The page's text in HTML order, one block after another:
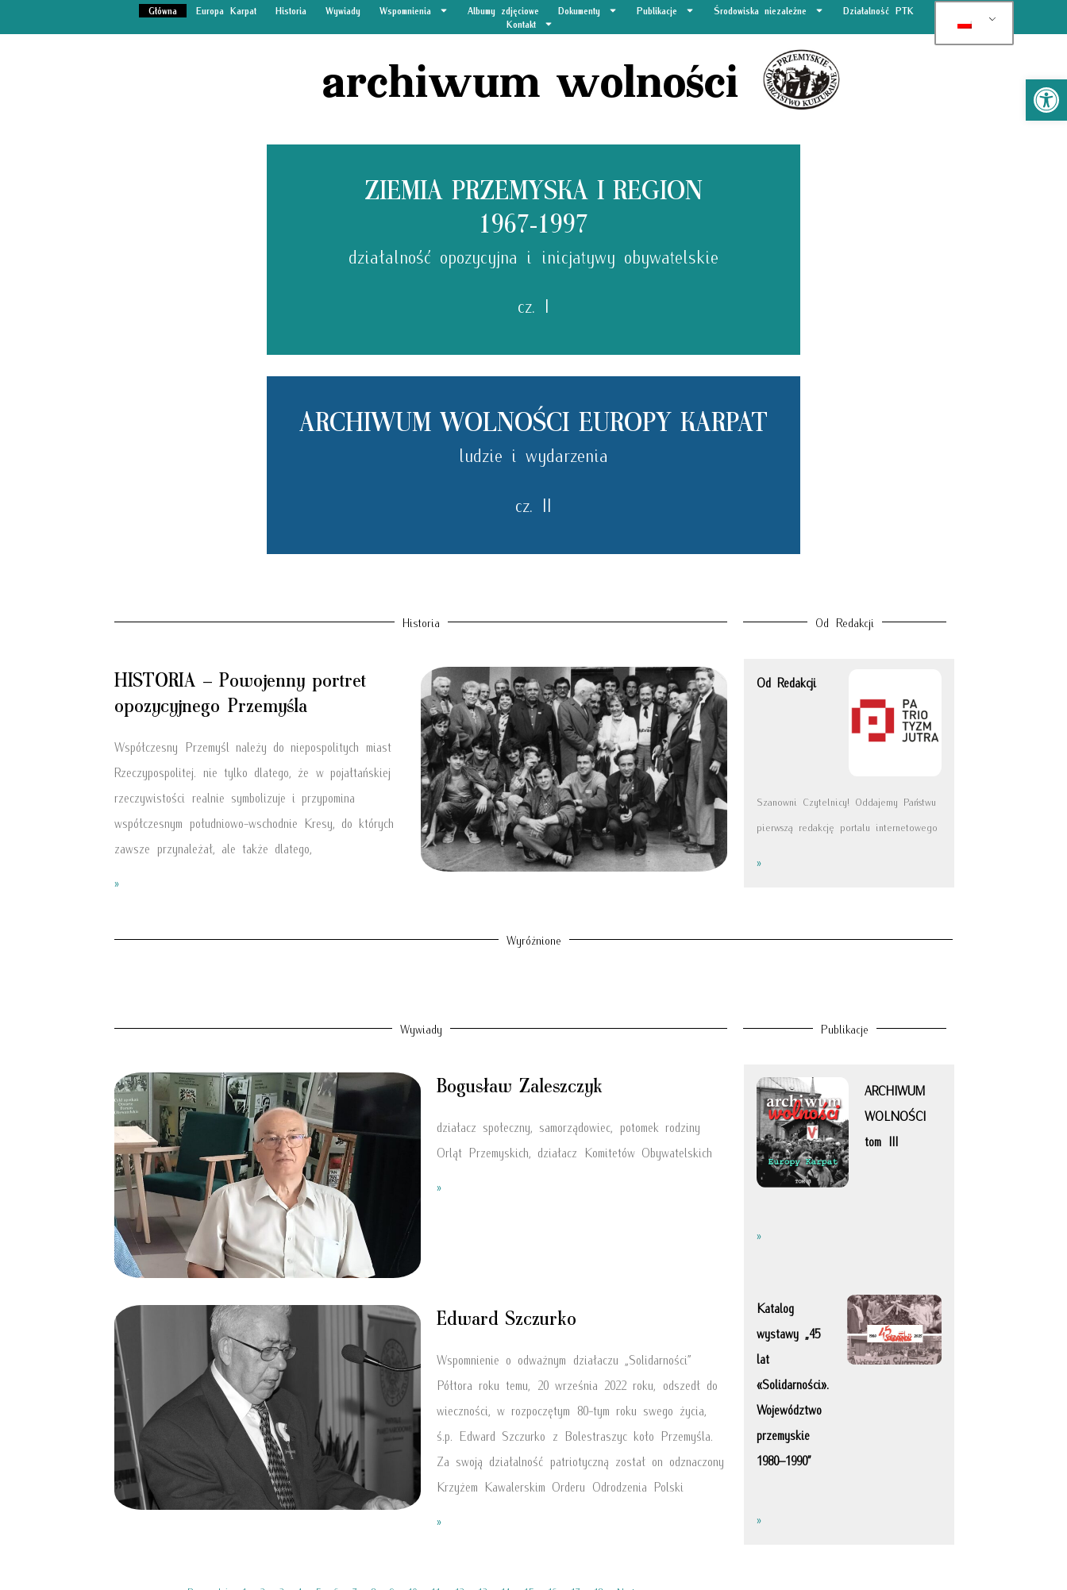
Główna Europa Karpat Historia Wywiady Wspomnienia Albumy zdjęciowe Dokumenty Publikacje Środowiska niezależne
Działalność PTK
Kontakt
archiwum wolności
ZIEMIA PRZEMYSKA I REGION
1967-1997
działalność opozycyjna i inicjatywy obywatelskie
cz. I
ARCHIWUM WOLNOŚCI EUROPY KARPAT
ludzie i wydarzenia
cz. II
Historia Od Redakcji
HISTORIA – Powojenny portret
opozycyjnego Przemyśla
Współczesny Przemyśl należy do niepospolitych miast
Rzeczypospolitej. nie tylko dlatego, że w pojałtańskiej
rzeczywistości realnie symbolizuje i przypomina
współczesnym południowo-wschodnie Kresy, do których
zawsze przynależał, ale także dlatego,
»
Od Redakcji
Szanowni Czytelnicy! Oddajemy Państwu
pierwszą redakcję portalu internetowego
»
Wyróżnione
Wywiady Publikacje
Bogusław Zaleszczyk
działacz społeczny, samorządowiec, potomek rodziny
Orląt Przemyskich, działacz Komitetów Obywatelskich
»
Edward Szczurko
Wspomnienie o odważnym działaczu „Solidarności”
Półtora roku temu, 20 września 2022 roku, odszedł do
wieczności, w rozpoczętym 80-tym roku swego życia,
ś.p. Edward Szczurko z Bolestraszyc koło Przemyśla.
Za swoją działalność patriotyczną został on odznaczony
Krzyżem Kawalerskim Orderu Odrodzenia Polski
»
ARCHIWUM
WOLNOŚCI
tom III
»
Katalog
wystawy „45
lat
«Solidarności».
Województwo
przemyskie
1980–1990”
»